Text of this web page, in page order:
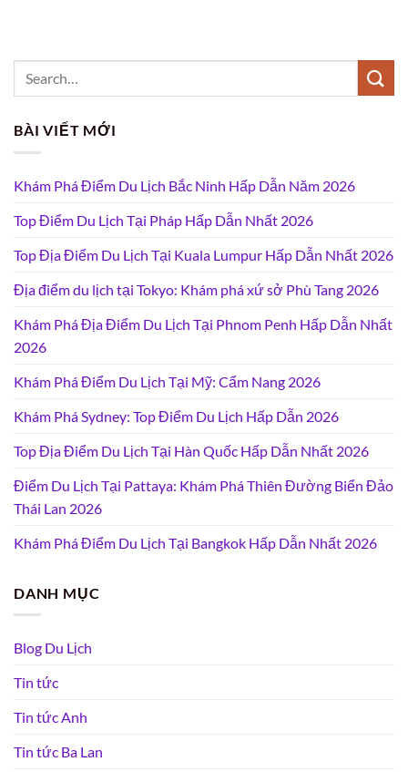
BÀI VIẾT MỚI
Khám Phá Điểm Du Lịch Bắc Ninh Hấp Dẫn Năm 2026
Top Điểm Du Lịch Tại Pháp Hấp Dẫn Nhất 2026
Top Địa Điểm Du Lịch Tại Kuala Lumpur Hấp Dẫn Nhất 2026
Địa điểm du lịch tại Tokyo: Khám phá xứ sở Phù Tang 2026
Khám Phá Địa Điểm Du Lịch Tại Phnom Penh Hấp Dẫn Nhất
2026
Khám Phá Điểm Du Lịch Tại Mỹ: Cẩm Nang 2026
Khám Phá Sydney: Top Điểm Du Lịch Hấp Dẫn 2026
Top Địa Điểm Du Lịch Tại Hàn Quốc Hấp Dẫn Nhất 2026
Điểm Du Lịch Tại Pattaya: Khám Phá Thiên Đường Biển Đảo
Thái Lan 2026
Khám Phá Điểm Du Lịch Tại Bangkok Hấp Dẫn Nhất 2026
DANH MỤC
Blog Du Lịch
Tin tức
Tin tức Anh
Tin tức Ba Lan